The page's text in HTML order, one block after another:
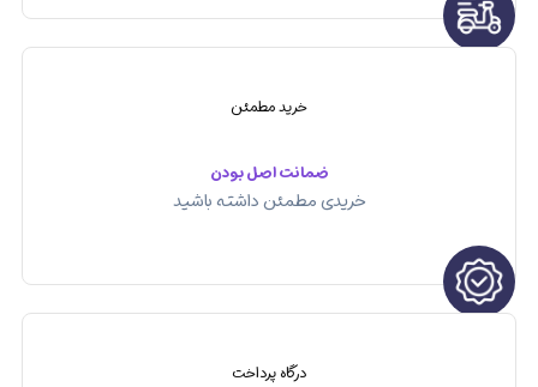
خرید مطمئن
ضمانت اصل بودن
خریدی مطمئن داشته باشید
درگاه پرداخت